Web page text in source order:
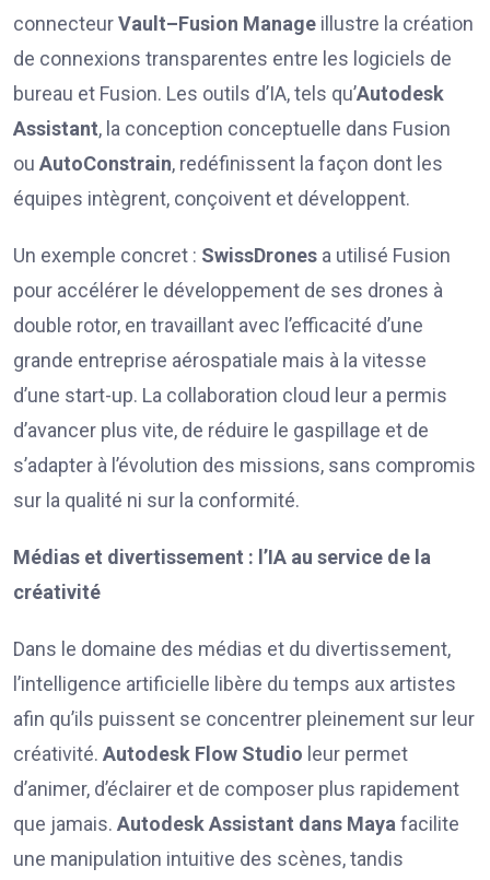
connecteurVault–Fusion Manage illustre la création
de connexions transparentes entre les logiciels de
bureau et Fusion. Les outils d’IA, tels qu’Autodesk
Assistant, la conception conceptuelle dans Fusion
ou AutoConstrain, redéfinissent la façon dont les
équipes intègrent, conçoivent et développent.
Un exemple concret : SwissDrones a utilisé Fusion
pour accélérer le développement de ses drones à
double rotor, en travaillant avec l’efficacité d’une
grande entreprise aérospatiale mais à la vitesse
d’une start-up. La collaboration cloud leur a permis
d’avancer plus vite, de réduire le gaspillage et de
s’adapter à l’évolution des missions, sans compromis
sur la qualité ni sur la conformité.
Médias et divertissement : l’IA au service de la
créativité
Dans le domaine des médias et du divertissement,
l’intelligence artificielle libère du temps aux artistes
afin qu’ils puissent se concentrer pleinement sur leur
créativité. Autodesk Flow Studio leur permet
d’animer, d’éclairer et de composer plus rapidement
que jamais. Autodesk Assistant dans Maya facilite
une manipulation intuitive des scènes, tandis